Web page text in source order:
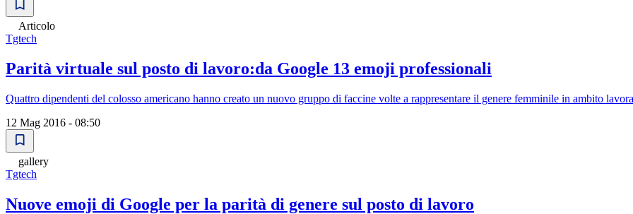
Articolo
Tgtech
Parità virtuale sul posto di lavoro:da Google 13 emoji professionali
Quattro dipendenti del colosso americano hanno creato un nuovo gruppo di faccine volte a rappresentare il genere femminile in ambito
12 Mag 2016 - 08:50
gallery
Tgtech
Nuove emoji di Google per la parità di genere sul posto di lavoro